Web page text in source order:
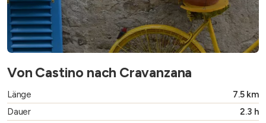
Von Castino nach Cravanzana
Länge
7.5 km
Dauer
2.3 h